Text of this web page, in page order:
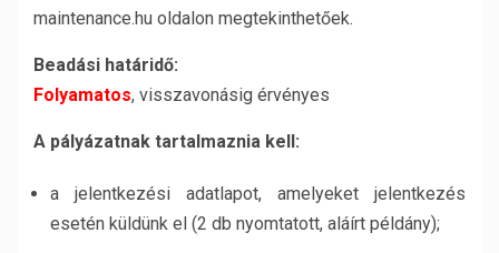
maintenance.hu oldalon megtekinthetőek.
Beadási határidő:
Folyamatos, visszavonásig érvényes
A pályázatnak tartalmaznia kell:
a jelentkezési adatlapot, amelyeket jelentkezés
esetén küldünk el (2 db nyomtatott, aláírt példány);